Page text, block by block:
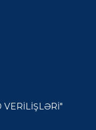
VERİLİŞLƏRİ"